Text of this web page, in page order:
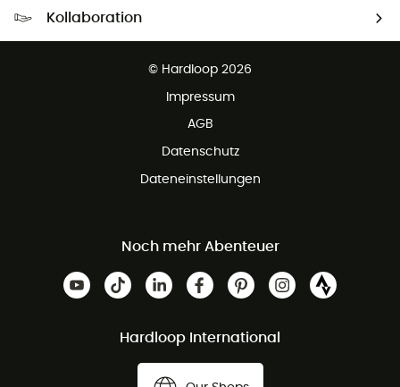
Kollaboration
© Hardloop 2026
Impressum
AGB
Datenschutz
Dateneinstellungen
Noch mehr Abenteuer
Hardloop International